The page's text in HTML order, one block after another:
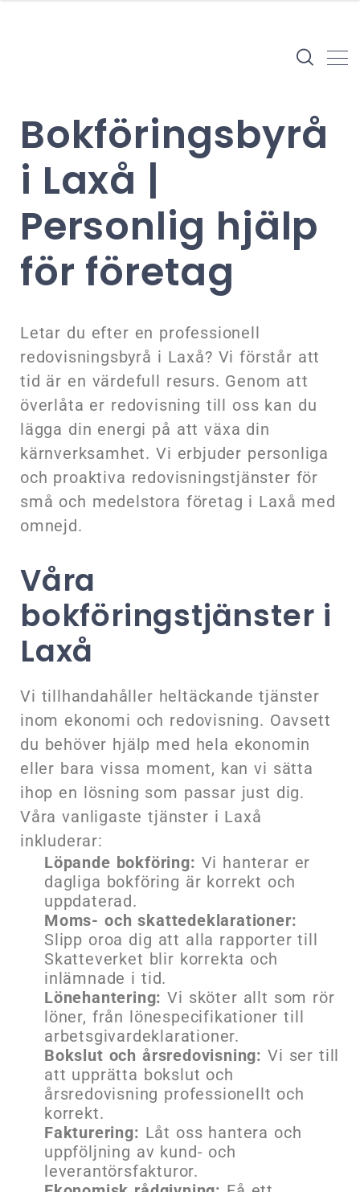
Bokföringsbyrå
i Laxå |
Personlig hjälp
för företag
Letar du efter en professionell
redovisningsbyrå i Laxå? Vi förstår att
tid är en värdefull resurs. Genom att
överlåta er redovisning till oss kan du
lägga din energi på att växa din
kärnverksamhet. Vi erbjuder personliga
och proaktiva redovisningstjänster för
små och medelstora företag i Laxå med
omnejd.
Våra
bokföringstjänster i
Laxå
Vi tillhandahåller heltäckande tjänster
inom ekonomi och redovisning. Oavsett
du behöver hjälp med hela ekonomin
eller bara vissa moment, kan vi sätta
ihop en lösning som passar just dig.
Våra vanligaste tjänster i Laxå
inkluderar:
Löpande bokföring: Vi hanterar er
dagliga bokföring är korrekt och
uppdaterad.
Moms- och skattedeklarationer:
Slipp oroa dig att alla rapporter till
Skatteverket blir korrekta och
inlämnade i tid.
Lönehantering: Vi sköter allt som rör
löner, från lönespecifikationer till
arbetsgivardeklarationer.
Bokslut och årsredovisning: Vi ser till
att upprätta bokslut och
årsredovisning professionellt och
korrekt.
Fakturering: Låt oss hantera och
uppföljning av kund- och
leverantörsfakturor.